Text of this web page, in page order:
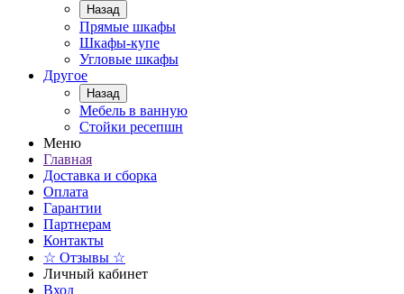
Назад
Прямые шкафы
Шкафы-купе
Угловые шкафы
Другое
Назад
Мебель в ванную
Стойки ресепшн
Меню
Главная
Доставка и сборка
Оплата
Гарантии
Партнерам
Контакты
☆ Отзывы ☆
Личный кабинет
Вход